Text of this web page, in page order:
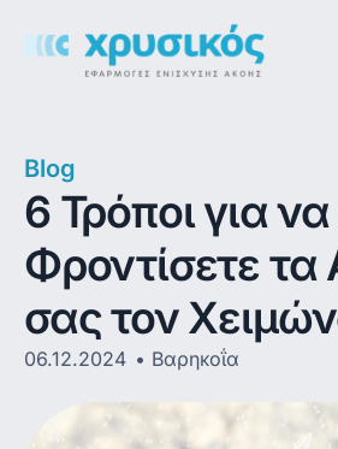
Blog
6 Τρόποι για να
Φροντίσετε τα
σας τον
06.12.2024 Βαρηκοΐα